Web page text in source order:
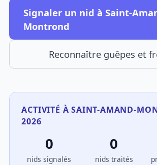
Signaler un nid à Saint-
Montrond
Reconnaître guêpes et
ACTIVITÉ À SAINT-AMAND-
2026
0
nids signalés
0
nids traités